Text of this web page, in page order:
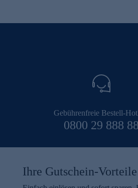
Gebührenfreie Bestell-
0800 29 888 88
Ihre Gutschein-